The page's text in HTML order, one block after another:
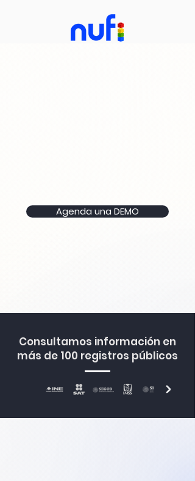
Agenda una DEMO
Consultamos información en
más de 100 registros públicos